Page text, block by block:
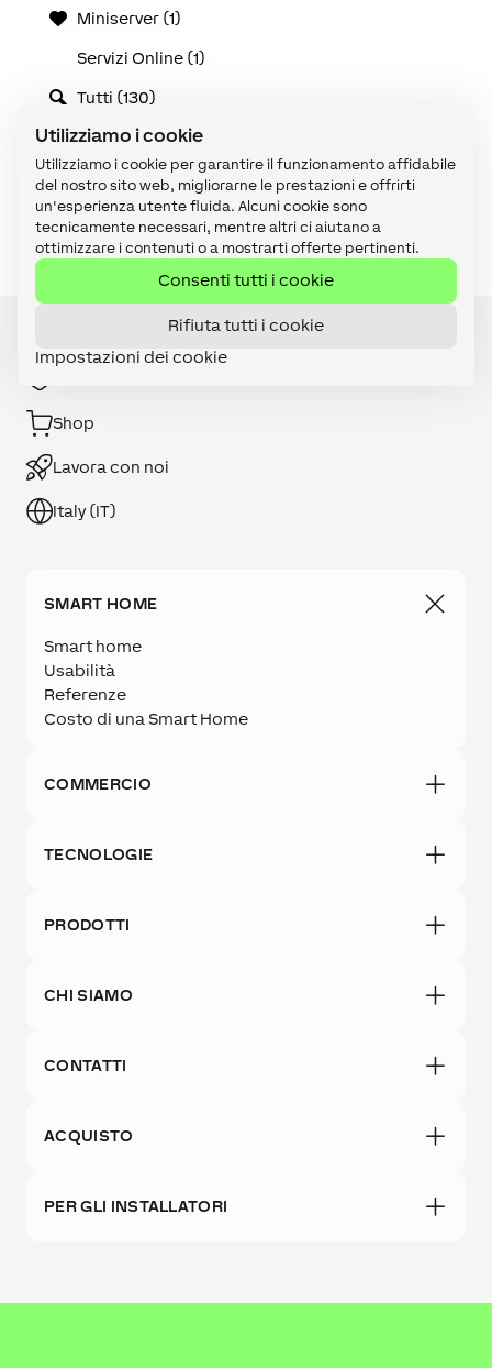
Utilizziamo i cookie
Utilizziamo i cookie per garantire il funzionamento affidabile
del nostro sito web, migliorarne le prestazioni e offrirti
un'esperienza utente fluida. Alcuni cookie sono
tecnicamente necessari, mentre altri ci aiutano a
ottimizzare i contenuti o a mostrarti offerte pertinenti.
Consenti tutti i cookie
Rifiuta tutti i cookie
Impostazioni dei cookie
Miniserver (1)
Servizi Online (1)
Tutti (130)
Use Cases (25)
Video tutorial (1)
Visualizzazione (1)
Shop
Lavora con noi
Italy (IT)
SMART HOME
Smart home
Usabilità
Referenze
Costo di una Smart Home
COMMERCIO
TECNOLOGIE
PRODOTTI
CHI SIAMO
CONTATTI
ACQUISTO
PER GLI INSTALLATORI